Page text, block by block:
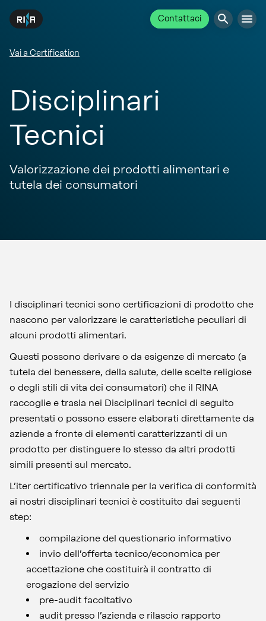
Contattaci
Vai a Certification
Disciplinari
Tecnici
Valorizzazione dei prodotti alimentari e
tutela dei consumatori
I disciplinari tecnici sono certificazioni di prodotto che
nascono per valorizzare le caratteristiche peculiari di
alcuni prodotti alimentari.
Questi possono derivare o da esigenze di mercato (a
tutela del benessere, della salute, delle scelte religiose
o degli stili di vita dei consumatori) che il RINA
raccoglie e trasla nei Disciplinari tecnici di seguito
presentati o possono essere elaborati direttamente da
aziende a fronte di elementi caratterizzanti di un
prodotto per distinguere lo stesso da altri prodotti
simili presenti sul mercato.
L’iter certificativo triennale per la verifica di conformità
ai nostri disciplinari tecnici è costituito dai seguenti
step:
compilazione del questionario informativo
invio dell’offerta tecnico/economica per
accettazione che costituirà il contratto di
erogazione del servizio
pre-audit facoltativo
audit presso l’azienda e rilascio rapporto